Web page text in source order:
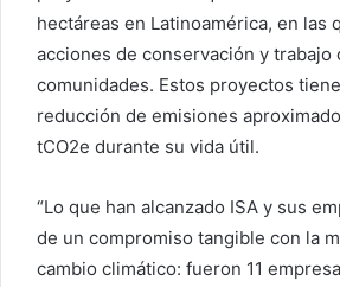
hectáreas en Latinoamérica, en las
acciones de conservación y trabajo
comunidades. Estos proyectos
reducción de emisiones
tCO2e durante su vida útil.
“Lo que han alcanzado ISA y sus
de un compromiso tangible con la
cambio climático: fueron 11